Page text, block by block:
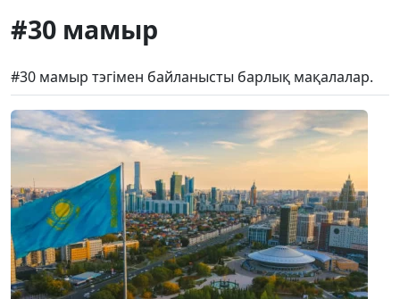
#30 мамыр
#30 мамыр тэгімен байланысты барлық мақалалар.